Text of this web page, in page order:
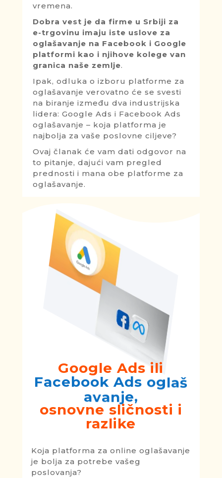
vremena.
Dobra vest je da firme u Srbiji za
e-trgovinu imaju iste uslove za
oglašavanje na Facebook i Google
platformi kao i njihove kolege van
granica naše zemlje.
Ipak, odluka o izboru platforme za
oglašavanje verovatno će se svesti
na biranje između dva industrijska
lidera: Google Ads i Facebook Ads
oglašavanje – koja platforma je
najbolja za vaše poslovne ciljeve?
Ovaj članak će vam dati odgovor na
to pitanje, dajući vam pregled
prednosti i mana obe platforme za
oglašavanje.
Google Ads ili
Facebook Ads oglaš
avanje,
osnovne sličnosti i
razlike
Koja platforma za online oglašavanje
je bolja za potrebe vašeg
poslovanja?